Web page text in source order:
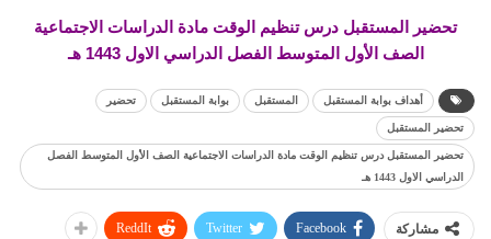
تحضير المستقبل درس تنظيم الوقت مادة الدراسات الاجتماعية
الصف الأول المتوسط الفصل الدراسي الاول 1443 هـ
أهداف بوابة المستقبل المستقبل بوابة المستقبل تحضير
تحضير المستقبل
تحضير المستقبل درس تنظيم الوقت مادة الدراسات الاجتماعية الصف الأول المتوسط الفصل
الدراسي الاول 1443 هـ
مشاركة Facebook
Twitter
ReddIt